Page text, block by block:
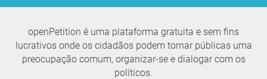
openPetition é uma plataforma gratuita e sem fins
lucrativos onde os cidadãos podem tornar públicas uma
preocupação comum, organizar-se e dialogar com os
políticos.